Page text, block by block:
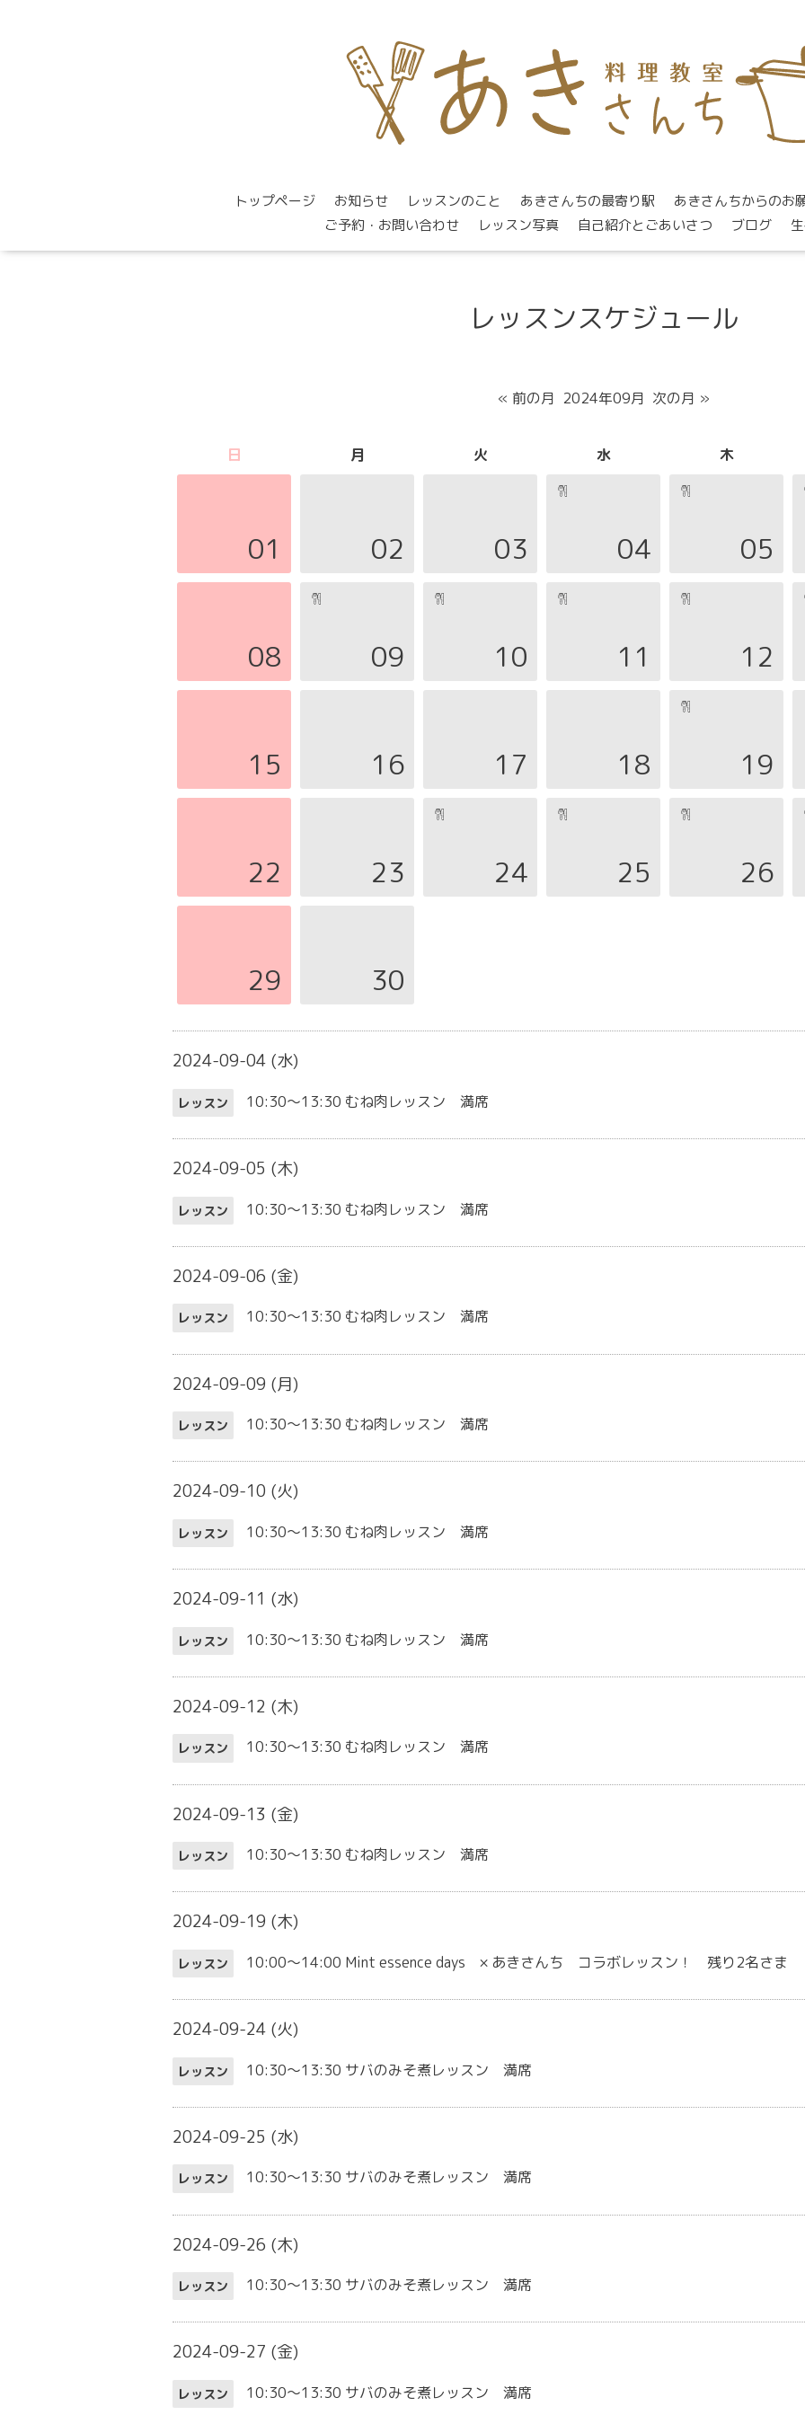
トップページ お知らせ レッスンのこと あきさんちの最寄り駅 あきさんちからのお
ご予約・お問い合わせ
レッスン写真 自己紹介とごあいさつ ブログ
レッスンスケジュール
« 前の月 2024年09月 次の月 »
日 月 火 水 木
01 02 03 04 05
08 09 10 11 12
15 16 17 18 19
22 23 24 25 26
29 30
2024-09-04 (水)
レッスン 10:30～13:30 むね肉レッスン 満席
2024-09-05 (木)
レッスン 10:30～13:30 むね肉レッスン 満席
2024-09-06 (金)
レッスン 10:30～13:30 むね肉レッスン 満席
2024-09-09 (月)
レッスン 10:30～13:30 むね肉レッスン 満席
2024-09-10 (火)
レッスン 10:30～13:30 むね肉レッスン 満席
2024-09-11 (水)
レッスン 10:30～13:30 むね肉レッスン 満席
2024-09-12 (木)
レッスン 10:30～13:30 むね肉レッスン 満席
2024-09-13 (金)
レッスン 10:30～13:30 むね肉レッスン 満席
2024-09-19 (木)
レッスン 10:00～14:00 Mint essence days × あきさんち コラボレッスン！ 残り2名さま
2024-09-24 (火)
レッスン 10:30～13:30 サバのみそ煮レッスン 満席
2024-09-25 (水)
レッスン 10:30～13:30 サバのみそ煮レッスン 満席
2024-09-26 (木)
レッスン 10:30～13:30 サバのみそ煮レッスン 満席
2024-09-27 (金)
レッスン 10:30～13:30 サバのみそ煮レッスン 満席